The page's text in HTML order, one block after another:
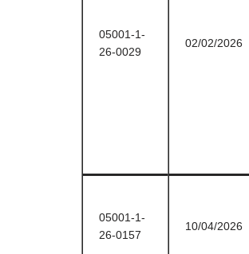
05001-1-
26-0029
02/02/2026
05001-1-
26-0157
10/04/2026